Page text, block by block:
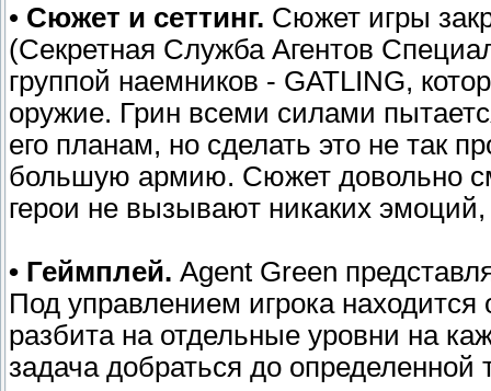
• Сюжет и сеттинг. Сюжет игры
(Секретная Служба Агентов
группой наемников - GATLING,
оружие. Грин всеми силами
его планам, но сделать это не так
большую армию. Сюжет довольно
герои не вызывают никаких
• Геймплей. Agent Green
Под управлением игрока
разбита на отдельные уровни на
задача добраться до